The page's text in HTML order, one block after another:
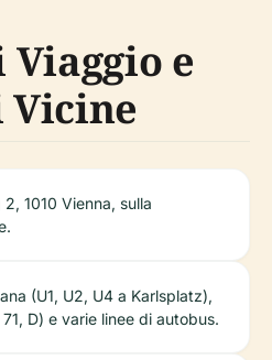
e
1010 Vienna, sulla
(U1, U2, U4 a Karlsplatz),
D) e varie linee di autobus.